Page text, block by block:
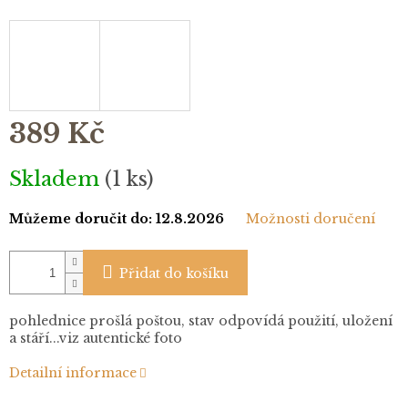
389 Kč
Měrná
cena:
Skladem (1 ks)
Můžeme doručit do: 12.8.2026 Možnosti doručení
Přidat do košíku
pohlednice prošlá poštou, stav odpovídá použití, uložení
a stáří...viz autentické foto
Detailní informace